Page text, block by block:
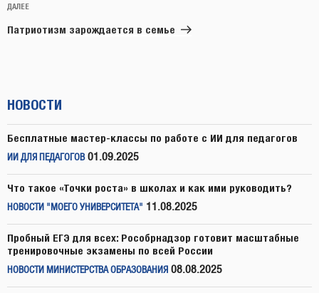
Следующая
запись
ДАЛЕЕ
Патриотизм зарождается в семье
НОВОСТИ
Бесплатные мастер-классы по работе с ИИ для педагогов
ИИ ДЛЯ ПЕДАГОГОВ 01.09.2025
Что такое «Точки роста» в школах и как ими руководить?
НОВОСТИ "МОЕГО УНИВЕРСИТЕТА" 11.08.2025
Пробный ЕГЭ для всех: Рособрнадзор готовит масштабные
тренировочные экзамены по всей России
НОВОСТИ МИНИСТЕРСТВА ОБРАЗОВАНИЯ 08.08.2025